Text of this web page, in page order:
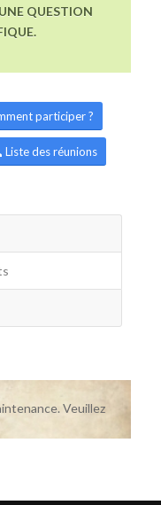
QUESTION
participer ?
Liste des réunions
Veuillez